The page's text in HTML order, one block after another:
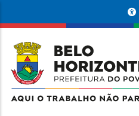
conteúdo
principal
da
Prefeitura
de